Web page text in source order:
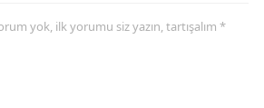
yok, ilk yorumu siz yazın, tartışalım *